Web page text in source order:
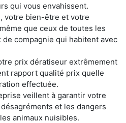
qui vous envahissent.
votre bien-être et votre
que ceux de toutes les
compagnie qui habitent avec
prix dératiseur extrêmement
rapport qualité prix quelle
effectuée.
veillent à garantir votre
et les dangers
animaux nuisibles.